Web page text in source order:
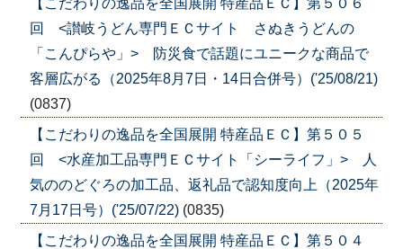
回 <讃岐うどん専門ＥＣサイト さぬきうどんの
「こんぴらや」> 防災食で話題にユニークな商品で
客層広がる（2025年8月7日・14日合併号）('25/08/21)
(0837)
【こだわりの逸品を全国展開 特産品ＥＣ】第５０５
回 <水産加工品専門ＥＣサイト「シーライフ」> 人
気ののどぐろの加工品、返礼品で認知度向上（2025年
7月17日号）('25/07/22) (0835)
【こだわりの逸品を全国展開 特産品ＥＣ】第５０４